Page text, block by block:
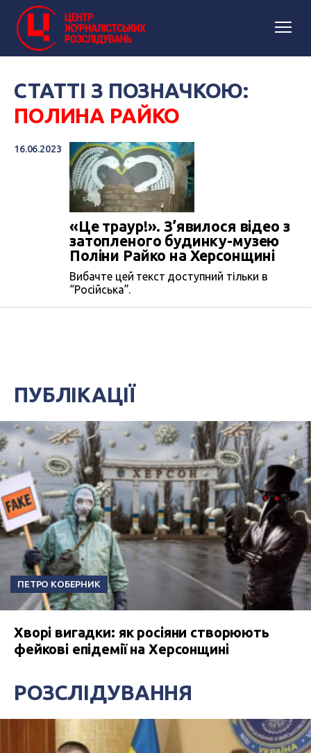
СТАТТІ З ПОЗНАЧКОЮ:
ПОЛИНА РАЙКО
16.06.2023
«Це траур!». З’явилося відео з
затопленого будинку-музею
Поліни Райко на Херсонщині
Вибачте цей текст доступний тільки в
“Російська”.
ПУБЛІКАЦІЇ
ПЕТРО КОБЕРНИК
Хворі вигадки: як росіяни створюють
фейкові епідемії на Херсонщині
РОЗСЛІДУВАННЯ